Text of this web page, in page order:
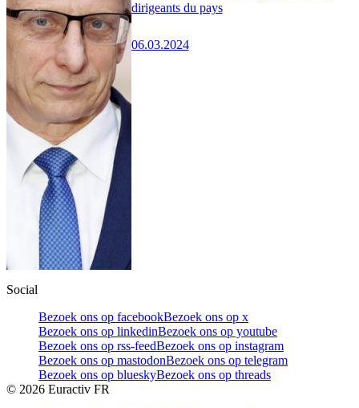
dirigeants du pays
06.03.2024
Social
Bezoek ons op facebookBezoek ons op x
Bezoek ons op linkedinBezoek ons op youtube
Bezoek ons op rss-feedBezoek ons op instagram
Bezoek ons op mastodonBezoek ons op telegram
Bezoek ons op blueskyBezoek ons op threads
© 2026 Euractiv FR